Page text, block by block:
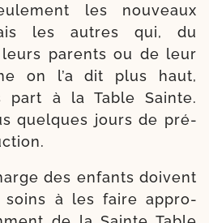
les nou­veaux
les autres qui, du
parents ou de leur
on l’a dit plus haut,
part à la Table Sainte.
quelques jours de pré­
des enfants doivent
soins à les faire appro­